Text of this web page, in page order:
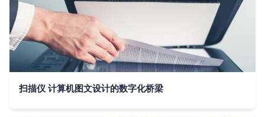
扫描仪 计算机图文设计的数字化桥梁